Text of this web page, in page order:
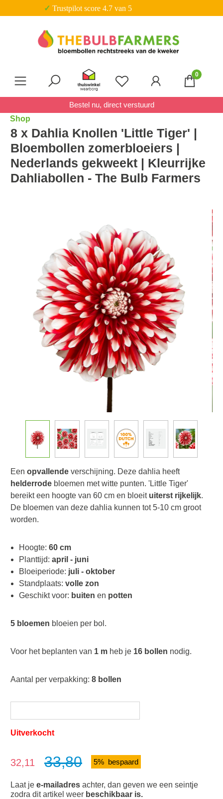
Ga naar de hoofdinhoud ✓ 20% korting op pakketten
Je hebt 0 items op je
0
Bestel nu, direct verstuurd
Shop
8 x Dahlia Knollen 'Little Tiger' |
Bloembollen zomerbloeiers |
Nederlands gekweekt | Kleurrijke
Dahliabollen - The Bulb Farmers
Een opvallende verschijning. Deze dahlia heeft
helderrode bloemen met witte punten. 'Little Tiger'
bereikt een hoogte van 60 cm en bloeit uiterst rijkelijk.
De bloemen van deze dahlia kunnen tot 5-10 cm groot
worden.
Hoogte: 60 cm
Planttijd: april - juni
Bloeiperiode: juli - oktober
Standplaats: volle zon
Geschikt voor: buiten en potten
5 bloemen bloeien per bol.
Voor het beplanten van 1 m heb je 16 bollen nodig.
Aantal per verpakking: 8 bollen
Uitverkocht
Verkoopprijs:
32,11 33,80 5% bespaard
Laat je e-mailadres achter, dan geven we een seintje
zodra dit artikel weer beschikbaar is.